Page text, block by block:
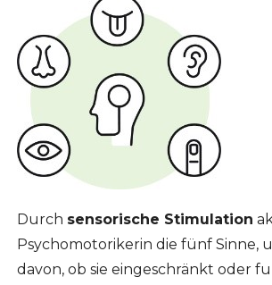
Durch sensorische Stimulation
Psychomotorikerin die fünf Sinne,
davon, ob sie eingeschränkt oder